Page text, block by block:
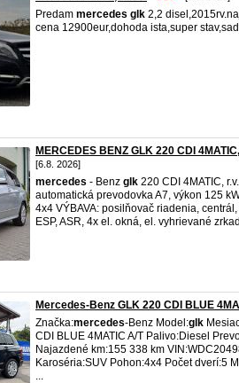
Predam mercedes glk 2,2
cena 12900eur,dohoda ista,super
MERCEDES BENZ GLK 220 CDI
[6.8. 2026]
mercedes - Benz glk 220 CDI 4MATIC,
automatická prevodovka A7, výkon 125
4x4 VÝBAVA: posilňovač riadenia,
ESP, ASR, 4x el. okná, el. vyhrievané
Mercedes-Benz GLK 220 CDI BLUE
Značka:mercedes-Benz Model:glk
CDI BLUE 4MATIC A/T Palivo:Diesel
Najazdené km:155 338 km
Karoséria:SUV Pohon:4x4 Počet dverí:5
...